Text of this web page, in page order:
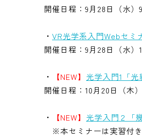
開催日程：9月28日（水）
・ VR光学系入門Webセミ
開催日程：9月28日（水）
・ 【NEW】 光学入門1「
開催日程：10月20日（木）
・ 【NEW】 光学入門２「
※本セミナーは実習付